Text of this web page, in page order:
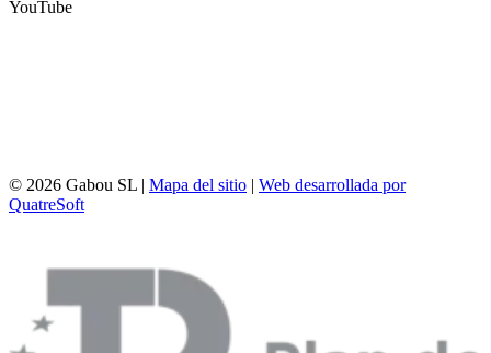
YouTube
© 2026 Gabou SL | Mapa del sitio | Web desarrollada por
QuatreSoft